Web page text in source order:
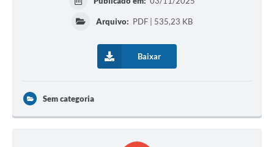
Arquivo: PDF | 535,23 KB
Baixar
Sem categoria